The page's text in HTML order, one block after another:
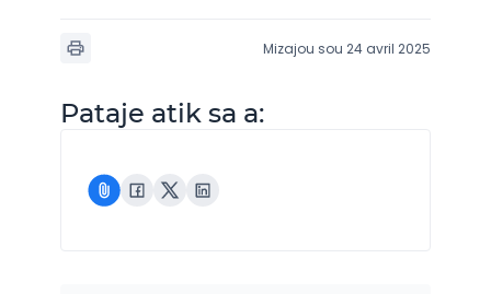
Mizajou sou 24 avril 2025
Pataje atik sa a: